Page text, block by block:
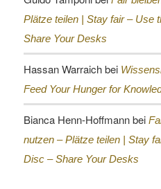
Plätze teilen | Stay fair – Use
Share Your Desks
Hassan Warraichbei
Feed Your Hunger for
Bianca Henn-Hoffmannbei
nutzen – Plätze teilen | Stay
Disc – Share Your Desks